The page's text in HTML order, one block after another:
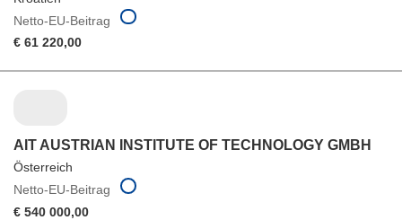
Netto-EU-Beitrag
€ 61 220,00
AIT AUSTRIAN INSTITUTE OF TECHNOLOGY GMBH
Österreich
Netto-EU-Beitrag
€ 540 000,00